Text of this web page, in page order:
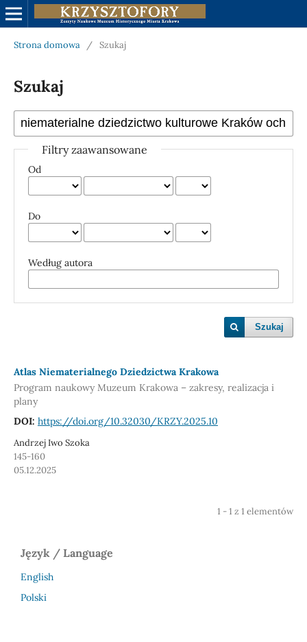
Strona domowa / Szukaj
Szukaj
Filtry zaawansowane
Od
Do
Według autora
Szukaj
Atlas Niematerialnego Dziedzictwa Krakowa
Program naukowy Muzeum Krakowa – zakresy, realizacja i
plany
DOI: https://doi.org/10.32030/KRZY.2025.10
Andrzej Iwo Szoka
145-160
05.12.2025
1 - 1 z 1 elementów
Język / Language
English
Polski